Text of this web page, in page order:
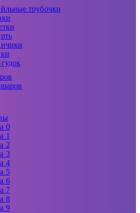
трубочки
0
1
2
3
4
5
6
7
8
9